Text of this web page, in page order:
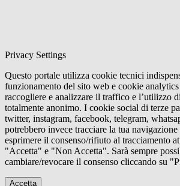
Privacy Settings
Questo portale utilizza cookie tecnici
funzionamento del sito web e cookie analytics
raccogliere e analizzare il traffico e l’utilizzo
totalmente anonimo. I cookie social di terze
twitter, instagram, facebook, telegram,
potrebbero invece tracciare la tua
esprimere il consenso/rifiuto al tracciamento
"Accetta" e "Non Accetta". Sarà sempre
cambiare/revocare il consenso cliccando su
Accetta